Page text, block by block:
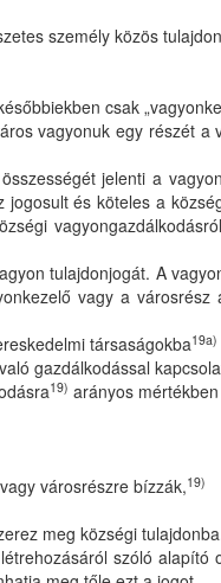
személy közös
csak
vagyonuk egy részét a
jelenti a
és köteles a
tulajdonjogát. A
vagy a
társaságokba19a)
gazdálkodással
19) arányos
városrészre bízzák,19)
meg községi
szóló alapító